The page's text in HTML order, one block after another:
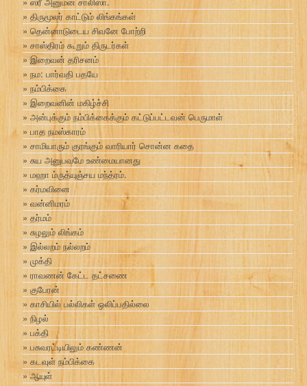
திருமூலர் காட்டும் லிங்கங்கள்
தென்னாடுடைய சிவனே போற்றி
சாஸ்திரம் கூறும் திருடர்கள்
இறைவன் தரிசனம்
நம: பார்வதி பதயே
நம்பிக்கை
இறைவனின் மகிழ்ச்சி
அன்புக்கும் நம்பிக்கைக்கும் கட்டுப்பட்டவன் பெருமாள்
பாத நமஸ்காரம்
சாமியாரும் குரங்கும் வாரியார் சொன்ன கதை
சுய அனுபவமே உண்மையானது
மஹா ம்ருத்யுஞ்சய மந்த்ரம்.
கர்மவினை
வன்னிமரம்
தர்மம்
சுழலும் லிங்கம்
இல்லறம் நல்லறம்
முக்தி
ராவணன் கேட்ட தட்சணை
குபேரன்
காசியில் பல்லிகள் ஒலிப்பதில்லை
நிழல்
பக்தி
பசுவரட்டியிலும் கண்ணன்
கடவுள் நம்பிக்கை
ஆயுள்